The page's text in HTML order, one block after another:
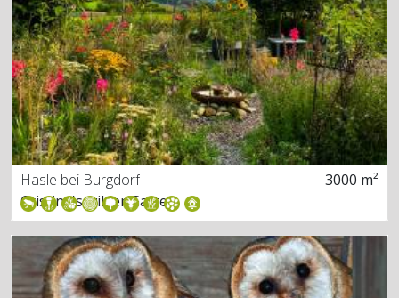
Hasle bei Burgdorf
3000 m²
Cristina's wilder Garten